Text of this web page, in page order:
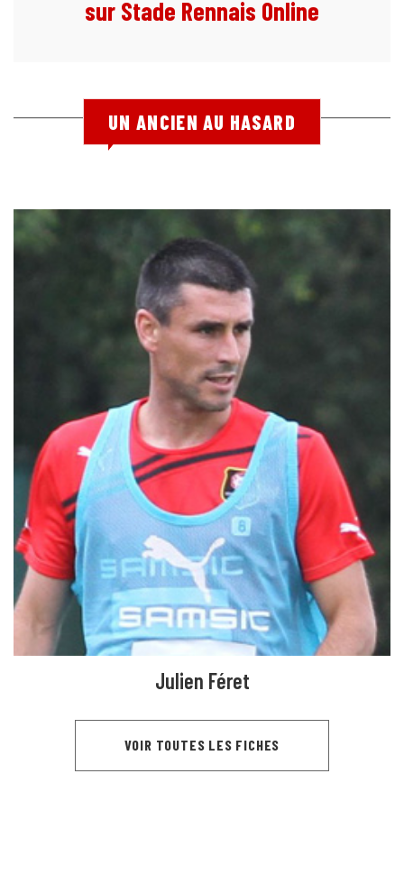
sur Stade Rennais Online
UN ANCIEN AU HASARD
Julien Féret
VOIR TOUTES LES FICHES